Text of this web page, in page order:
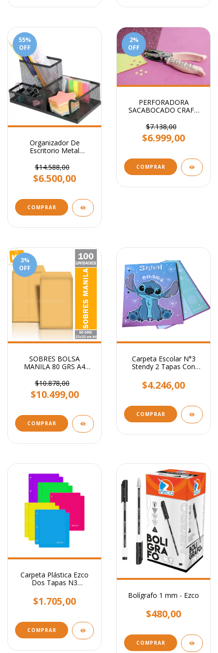
55%
OFF
Organizador De
Escritorio Metal
Portataco Negro 3
Cavidades
$14.588,00
$6.500,00
2%
OFF
PERFORADORA
SACABOCADO CRAFT
$7.138,00
$6.999,00
COMPRAR
3%
OFF
SOBRES BOLSA
MANILA 80 GRS A4
$10.878,00
$10.499,00
COMPRAR
Carpeta Escolar N°3
Stendy 2 Tapas Con
$4.246,00
COMPRAR
Carpeta Plástica Ezco
Dos Tapas N3
Individual
$1.705,00
COMPRAR
Bolígrafo 1 mm - Ezco
$480,00
COMPRAR